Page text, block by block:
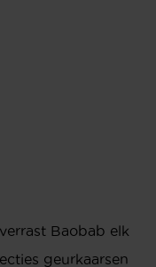
Baobab elk
geurkaarsen